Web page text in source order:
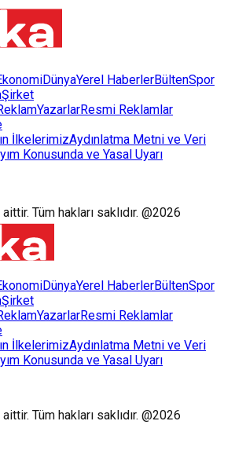
DünyaYerel HaberlerBültenSpor
Şirket
YazarlarResmi Reklamlar
İlkelerimizAydınlatma Metni ve Veri
Konusunda ve Yasal Uyarı
Tüm hakları saklıdır. @2026
DünyaYerel HaberlerBültenSpor
Şirket
YazarlarResmi Reklamlar
İlkelerimizAydınlatma Metni ve Veri
Konusunda ve Yasal Uyarı
Tüm hakları saklıdır. @2026